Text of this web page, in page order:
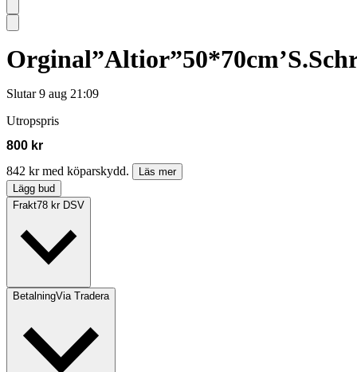
Slutar 9 aug 21:09
Utropspris
800 kr
842 kr med köparskydd.
Läs mer
Lägg bud
Frakt78 kr DSV
BetalningVia Tradera